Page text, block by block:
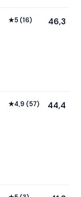
★5 (16) 46,3
★4,9 (57) 44,4